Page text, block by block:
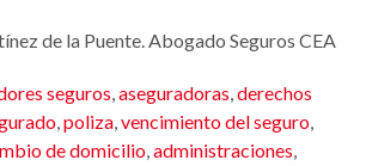
de la Puente. Abogado Seguros CEA
seguros,aseguradoras,derechos
,poliza,vencimiento del seguro,
de domicilio,administraciones,